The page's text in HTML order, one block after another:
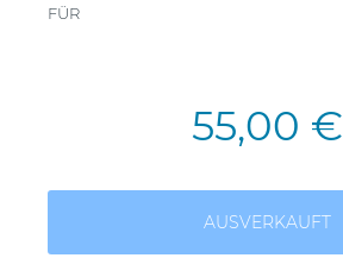
FÜR
55,00 €
AUSVERKAUFT